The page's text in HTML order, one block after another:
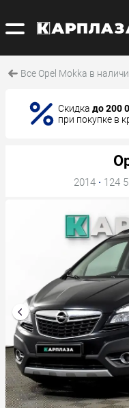
Все Opel Mokka в
Скидка до 200
при покупке в
2014 · 124